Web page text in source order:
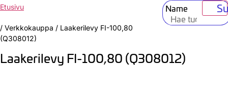
Name
Etusivu
/ Verkkokauppa / Laakerilevy FI-100,80
(Q308012)
Laakerilevy FI-100,80 (Q308012)